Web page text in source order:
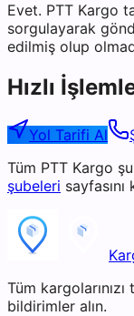
Evet. PTT Kargo
sorgulayarak
edilmiş olup
Hızlı
Yol Tarifi Al
Tüm PTT Kargo
şubeleri
Tüm
bildirimler alın.